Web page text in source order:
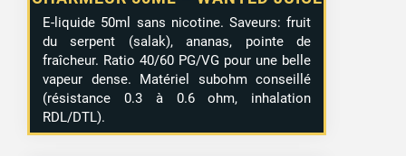
E-liquide 50ml sans nicotine. Saveurs: fruit
du serpent (salak), ananas, pointe de
fraîcheur. Ratio 40/60 PG/VG pour une belle
vapeur dense. Matériel subohm conseillé
(résistance 0.3 à 0.6 ohm, inhalation
RDL/DTL).